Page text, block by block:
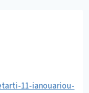
11-ianouariou-